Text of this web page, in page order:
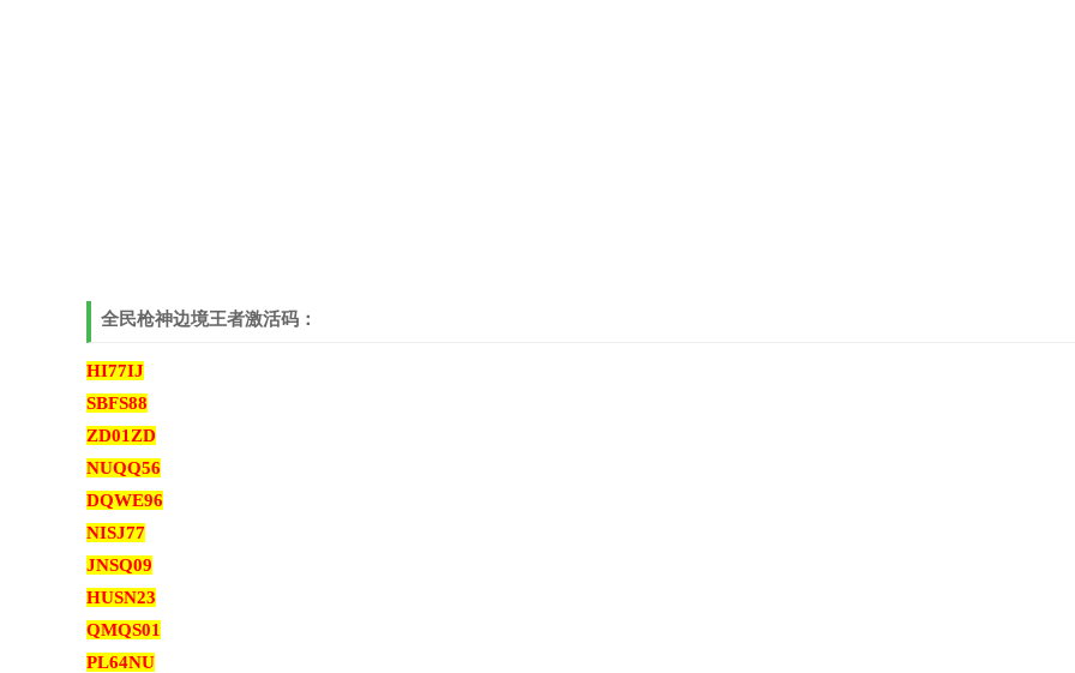
全民枪神边境王者激活码：
HI77IJ
SBFS88
ZD01ZD
NUQQ56
DQWE96
NISJ77
JNSQ09
HUSN23
QMQS01
PL64NU